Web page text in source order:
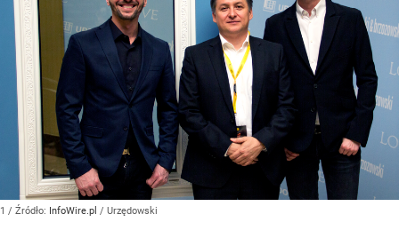
1 / Źródło: InfoWire.pl / Urzędowski